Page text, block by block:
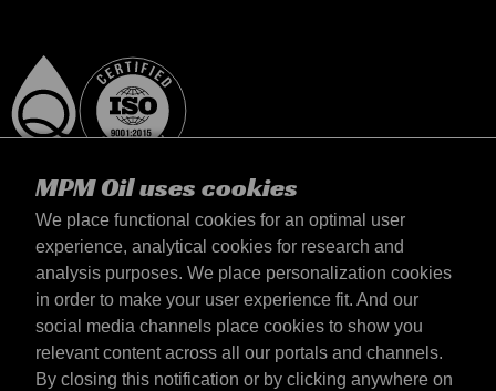
MPM Oil uses cookies
We place functional cookies for an optimal user
experience, analytical cookies for research and
analysis purposes. We place personalization cookies
in order to make your user experience fit. And our
social media channels place cookies to show you
relevant content across all our portals and channels.
By closing this notification or by clicking anywhere on
Italia
Contatto
Termini & Condizioni
Termini di consegna
Informativa sulla privacy